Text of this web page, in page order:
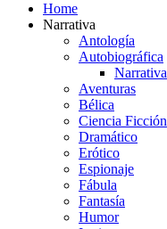
Home
Narrativa
Antología
Autobiográfica
Narrativa
Aventuras
Bélica
Ciencia Ficción
Dramático
Erótico
Espionaje
Fábula
Fantasía
Humor